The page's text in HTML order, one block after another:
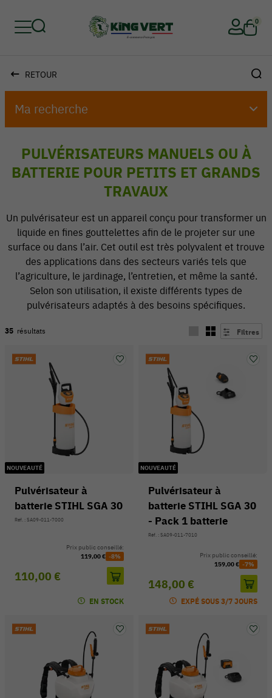
0
V
RETOUR
Ma recherche
PULVÉRISATEURS MANUELS OU À
BATTERIE POUR PETITS ET GRANDS
TRAVAUX
Un pulvérisateur est un appareil conçu pour transformer un
liquide en fines gouttelettes afin de le projeter sur une
surface ou dans l’air. Cet outil est très polyvalent et trouve
des applications dans des secteurs variés tels que
l’agriculture, le jardinage, l’entretien, et même la santé.
Selon son utilisation, il existe différents types de
pulvérisateurs adaptés à des besoins spécifiques.
35 résultats Filtres
NOUVEAUTÉ
Pulvérisateur à
batterie STIHL SGA 30
Réf. : SA09-011-7000
110,00 €
Prix public conseillé:
119,00 € -8%
EN STOCK
NOUVEAUTÉ
Pulvérisateur à
batterie STIHL SGA 30
- Pack 1 batterie
Réf. : SA09-011-7010
148,00 €
Prix public conseillé:
159,00 € -7%
EXPÉ SOUS 3/7 JOURS